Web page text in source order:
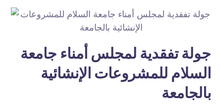
جولة تفقدية لمجلس أمناء جامعة
السلام للمشروعات الإنشائية
بالجامعة